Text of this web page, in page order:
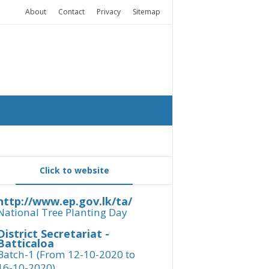
About Contact Privacy Sitemap
Click to website
www.ep.gov.lk/ta/
Tree Planting Day
Secretariat -
1 (From 12-10-2020 to